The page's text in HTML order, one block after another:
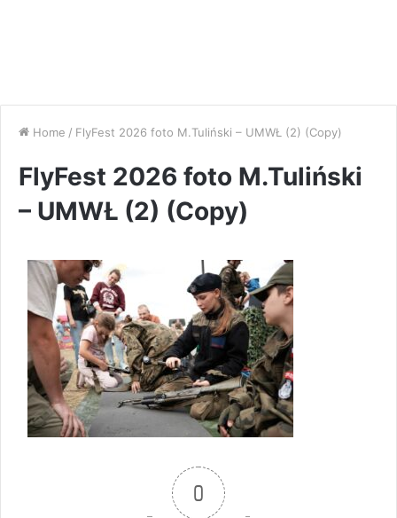
Home / FlyFest 2026 foto M.Tuliński – UMWŁ (2) (Copy)
FlyFest 2026 foto M.Tuliński
– UMWŁ (2) (Copy)
0